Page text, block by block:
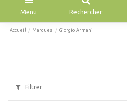
Menu Rechercher
Accueil Marques Giorgio Armani
Filtrer